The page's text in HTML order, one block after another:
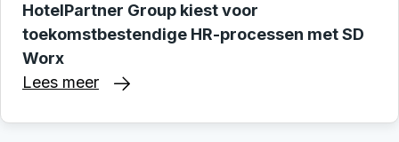
HotelPartner Group kiest voor
toekomstbestendige HR-processen met SD
Worx
Lees meer